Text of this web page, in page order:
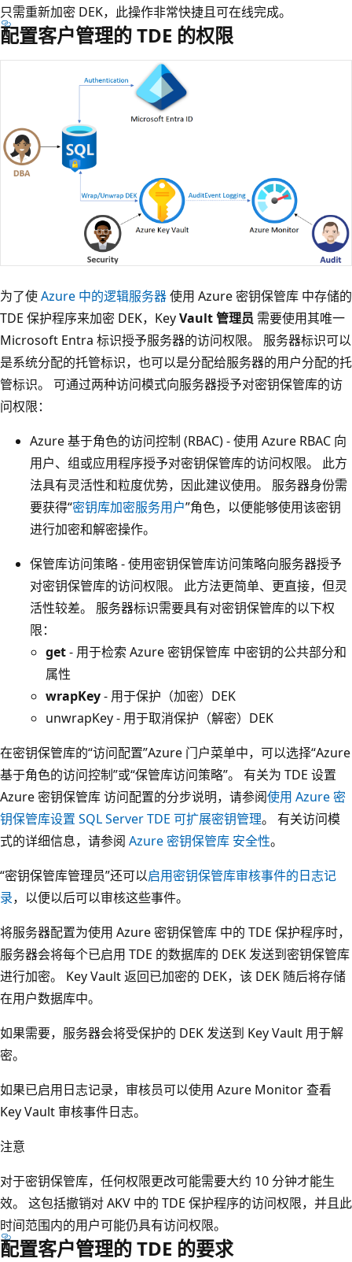
只需重新加密 DEK，此操作非常快捷且可在线完成。
配置客户管理的 TDE 的权限
为了使Azure 中的逻辑服务器使用 Azure 密钥保管库 中存储的
TDE 保护程序来加密 DEK，KeyVault 管理员 需要使用其唯一
Microsoft Entra 标识授予服务器的访问权限。 服务器标识可以
是系统分配的托管标识，也可以是分配给服务器的用户分配的托
管标识。 可通过两种访问模式向服务器授予对密钥保管库的访
问权限：
Azure 基于角色的访问控制 (RBAC) - 使用 Azure RBAC 向
用户、组或应用程序授予对密钥保管库的访问权限。 此方
法具有灵活性和粒度优势，因此建议使用。 服务器身份需
要获得“密钥库加密服务用户”角色，以便能够使用该密钥
进行加密和解密操作。
保管库访问策略 - 使用密钥保管库访问策略向服务器授予
对密钥保管库的访问权限。 此方法更简单、更直接，但灵
活性较差。 服务器标识需要具有对密钥保管库的以下权
限：
get- 用于检索 Azure 密钥保管库 中密钥的公共部分和
属性
wrapKey- 用于保护（加密）DEK
unwrapKey- 用于取消保护（解密）DEK
在密钥保管库的“访问配置”Azure 门户菜单中，可以选择“Azure
基于角色的访问控制”或“保管库访问策略”。 有关为 TDE 设置
Azure 密钥保管库 访问配置的分步说明，请参阅使用 Azure 密
钥保管库设置 SQL Server TDE 可扩展密钥管理。 有关访问模
式的详细信息，请参阅 Azure 密钥保管库 安全性。
“密钥保管库管理员”还可以启用密钥保管库审核事件的日志记
录，以便以后可以审核这些事件。
将服务器配置为使用 Azure 密钥保管库 中的 TDE 保护程序时，
服务器会将每个已启用 TDE 的数据库的 DEK 发送到密钥保管库
进行加密。 Key Vault 返回已加密的 DEK，该 DEK 随后将存储
在用户数据库中。
如果需要，服务器会将受保护的 DEK 发送到 Key Vault 用于解
密。
如果已启用日志记录，审核员可以使用 Azure Monitor 查看
Key Vault 审核事件日志。
注意
对于密钥保管库，任何权限更改可能需要大约 10 分钟才能生
效。 这包括撤销对 AKV 中的 TDE 保护程序的访问权限，并且此
时间范围内的用户可能仍具有访问权限。
配置客户管理的 TDE 的要求